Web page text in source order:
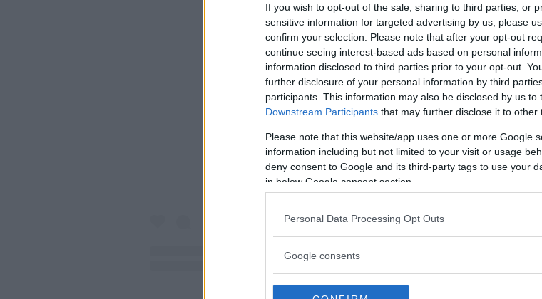
If you wish to opt-out of the sale, sharing to third parties, or
sensitive information for targeted advertising by us, please
confirm your selection. Please note that after your opt-out
continue seeing interest-based ads based on personal
information disclosed to third parties prior to your opt-out.
further disclosure of your personal information by third
participants. This information may also be disclosed by us to
Downstream Participants that may further disclose it to other
Please note that this website/app uses one or more Google
information including but not limited to your visit or usage
deny consent to Google and its third-party tags to use your
in below Google consent section.
Personal Data Processing Opt Outs
Google consents
Visualizza questo post su Instagram